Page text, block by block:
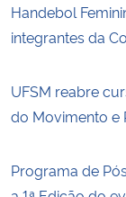
Handebol
integrantes da
UFSM reabre
do Movimento e
Programa de